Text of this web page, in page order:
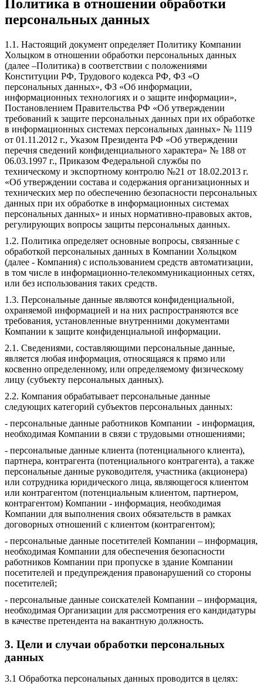
Политика в отношении обработки
персональных данных
1.1. Настоящий документ определяет Политику Компании
Хольцком в отношении обработки персональных данных
(далее –Политика) в соответствии с положениями
Конституции РФ, Трудового кодекса РФ, ФЗ «О
персональных данных», ФЗ «Об информации,
информационных технологиях и о защите информации»,
Постановлением Правительства РФ «Об утверждении
требований к защите персональных данных при их обработке
в информационных системах персональных данных» № 1119
от 01.11.2012 г., Указом Президента РФ «Об утверждении
перечня сведений конфиденциального характера» № 188 от
06.03.1997 г., Приказом Федеральной службы по
техническому и экспортному контролю №21 от 18.02.2013 г.
«Об утверждении состава и содержания организационных и
технических мер по обеспечению безопасности персональных
данных при их обработке в информационных системах
персональных данных» и иных нормативно-правовых актов,
регулирующих вопросы защиты персональных данных.
1.2. Политика определяет основные вопросы, связанные с
обработкой персональных данных в Компании Хольцком
(далее - Компания) с использованием средств автоматизации,
в том числе в информационно-телекоммуникационных сетях,
или без использования таких средств.
1.3. Персональные данные являются конфиденциальной,
охраняемой информацией и на них распространяются все
требования, установленные внутренними документами
Компании к защите конфиденциальной информации.
2.1. Сведениями, составляющими персональные данные,
является любая информация, относящаяся к прямо или
косвенно определенному, или определяемому физическому
лицу (субъекту персональных данных).
2.2. Компания обрабатывает персональные данные
следующих категорий субъектов персональных данных:
- персональные данные работников Компании - информация,
необходимая Компании в связи с трудовыми отношениями;
- персональные данные клиента (потенциального клиента),
партнера, контрагента (потенциального контрагента), а также
персональные данные руководителя, участника (акционера)
или сотрудника юридического лица, являющегося клиентом
или контрагентом (потенциальным клиентом, партнером,
контрагентом) Компании - информация, необходимая
Компании для выполнения своих обязательств в рамках
договорных отношений с клиентом (контрагентом);
- персональные данные посетителей Компании – информация,
необходимая Компании для обеспечения безопасности
работников Компании при пропуске в здание Компании
посетителей и предупреждения правонарушений со стороны
посетителей;
- персональные данные соискателей Компании – информация,
необходимая Организации для рассмотрения его кандидатуры
в качестве претендента на вакантную должность.
3. Цели и случаи обработки персональных
данных
3.1 Обработка персональных данных проводится в целях: